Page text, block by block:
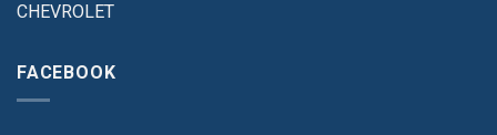
CHEVROLET
FACEBOOK